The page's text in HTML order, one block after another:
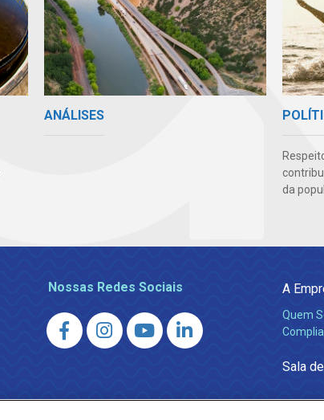
ANÁLISES
da
Nossas Redes Sociais A
Quem
Sala